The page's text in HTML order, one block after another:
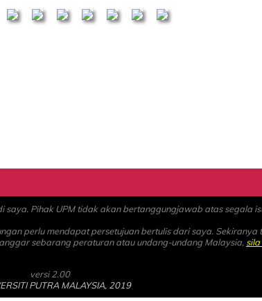
Pihak UPM tidak akan bertanggungjawab atas segala
perlu mendapat persetujuan bertulis dari saya.
sebarang peraturan atau undang-undang Malaysia,
versi 2.00
PUTRA MALAYSIA, 2019